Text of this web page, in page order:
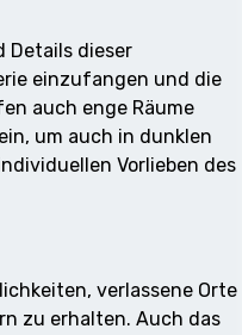
Details dieser
einzufangen und die
auch enge Räume
um auch in dunklen
Vorlieben des
verlassene Orte
zu erhalten. Auch das